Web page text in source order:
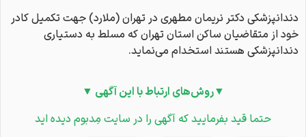
دندانپزشکی دکتر نریمان مطهری در تهران (ملارد) جهت تکمیل کادر
خود از متقاضیان ساکن استان‌ تهران که مسلط به دستیاری
دندانپزشکی هستند استخدام می‌نماید.
▼روش‌های ارتباط با این آگهی ▼
حتما قید بفرمایید که آگهی را در سایت مِدبوم دیده اید